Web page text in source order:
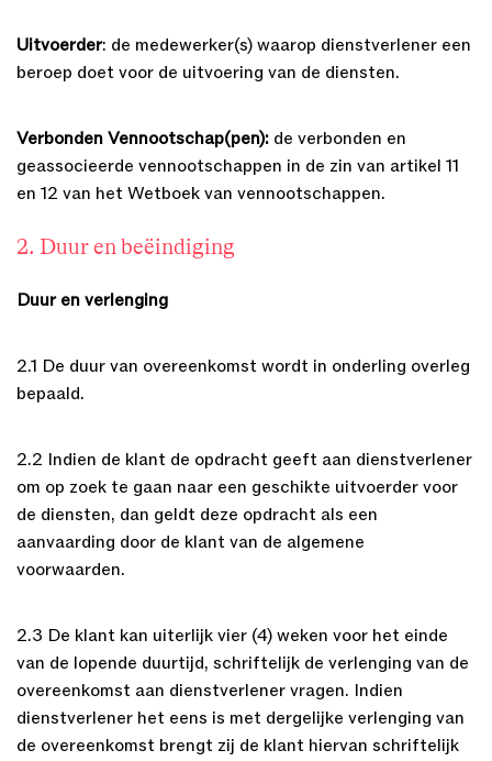
Uitvoerder: de medewerker(s) waarop dienstverlener een
beroep doet voor de uitvoering van de diensten.
Verbonden Vennootschap(pen): de verbonden en
geassocieerde vennootschappen in de zin van artikel 11
en 12 van het Wetboek van vennootschappen.
2. Duur en beëindiging
Duur en verlenging
2.1 De duur van overeenkomst wordt in onderling overleg
bepaald.
2.2 Indien de klant de opdracht geeft aan dienstverlener
om op zoek te gaan naar een geschikte uitvoerder voor
de diensten, dan geldt deze opdracht als een
aanvaarding door de klant van de algemene
voorwaarden.
2.3 De klant kan uiterlijk vier (4) weken voor het einde
van de lopende duurtijd, schriftelijk de verlenging van de
overeenkomst aan dienstverlener vragen. Indien
dienstverlener het eens is met dergelijke verlenging van
de overeenkomst brengt zij de klant hiervan schriftelijk